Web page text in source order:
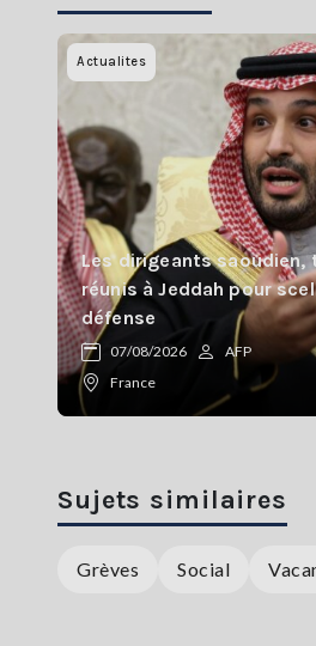
Actualites
Les dirigeants
réunis à Jeddah pour
défense
07/08/2026
AFP
France
Sujets similaires
Grèves Social